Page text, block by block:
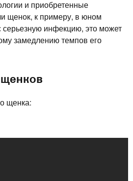
и приобретенные
щенок, к примеру, в юном
серьезную инфекцию, это может
замедлению темпов его
щенка: